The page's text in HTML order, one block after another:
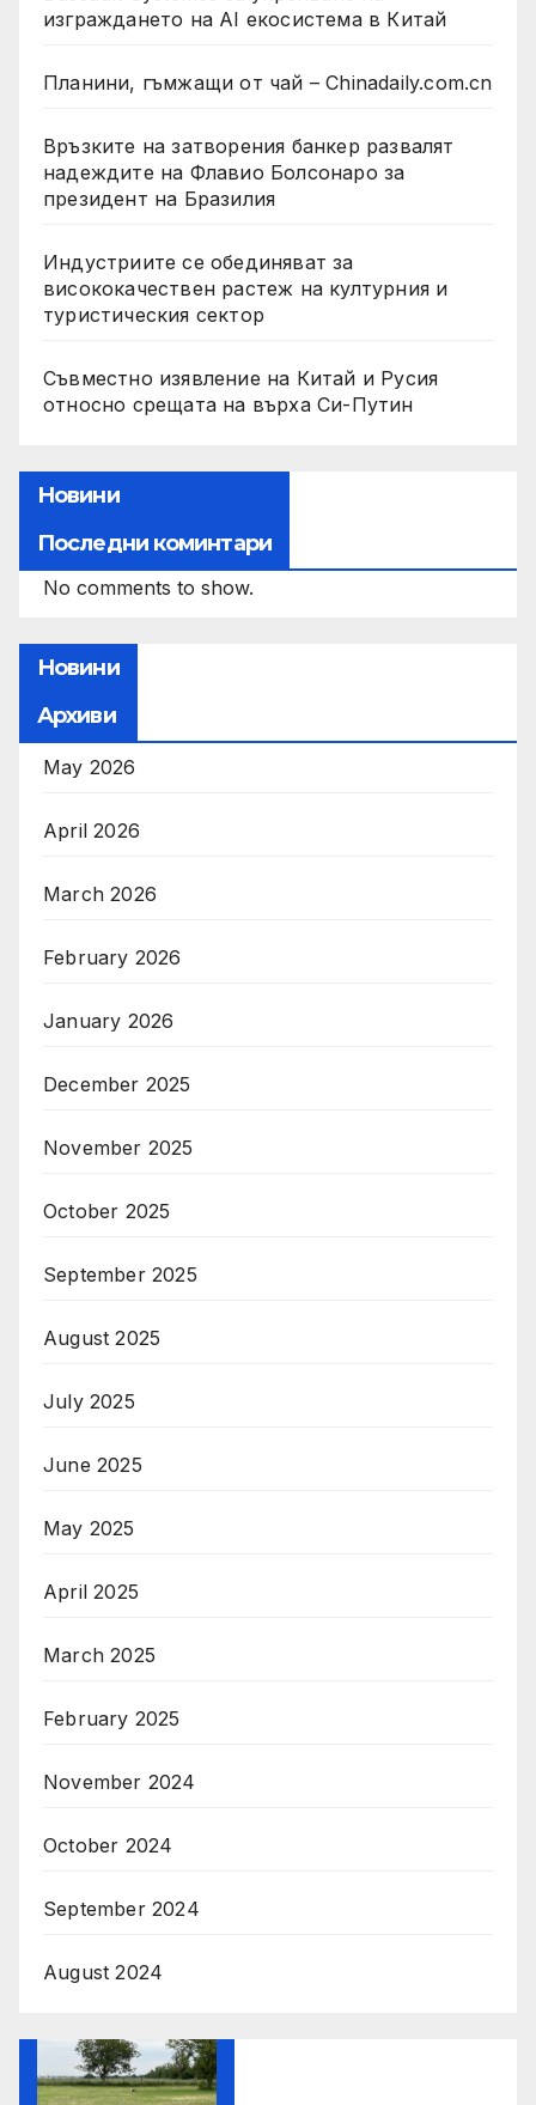
изграждането на AI екосистема в Китай
Планини, гъмжащи от чай – Chinadaily.com.cn
Връзките на затворения банкер развалят
надеждите на Флавио Болсонаро за
президент на Бразилия
Индустриите се обединяват за
висококачествен растеж на културния и
туристическия сектор
Съвместно изявление на Китай и Русия
относно срещата на върха Си-Путин
Новини
Последни коминтари
No comments to show.
Новини
Архиви
May 2026
April 2026
March 2026
February 2026
January 2026
December 2025
November 2025
October 2025
September 2025
August 2025
July 2025
June 2025
May 2025
April 2025
March 2025
February 2025
November 2024
October 2024
September 2024
August 2024